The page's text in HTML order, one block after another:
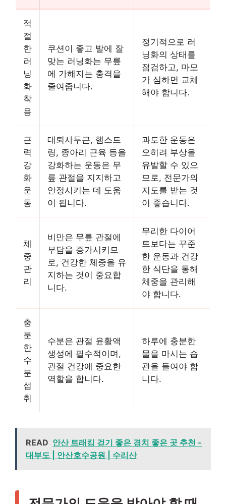
적
절
한
러
닝
화
착
용
쿠션이 좋고 발에 잘
맞는 러닝화는 무릎
에 가해지는 충격을
줄여줍니다.
정기적으로 러
닝화의 상태를
점검하고, 마모
가 심하면 교체
해야 합니다.
근
력
강
화
운
동
대퇴사두근, 햄스트
링, 종아리 근육 등을
강화하는 운동은 무
릎 관절을 지지하고
안정시키는 데 도움
이 됩니다.
과도한 운동은
오히려 부상을
유발할 수 있으
므로, 전문가의
지도를 받는 것
이 좋습니다.
체
중
관
리
비만은 무릎 관절에
부담을 증가시키므
로, 건강한 체중을 유
지하는 것이 중요합
니다.
무리한 다이어
트보다는 꾸준
한 운동과 건강
한 식단을 통해
체중을 관리해
야 합니다.
충
분
한
수
분
섭
취
수분은 관절 윤활액
생성에 필수적이며,
관절 건강에 중요한
역할을 합니다.
하루에 충분한
물을 마시는 습
관을 들여야 합
니다.
READ 안산 트래킹 걷기 좋은 경치 좋은 곳 추천 -
대부도 | 안산호수공원 | 수리산